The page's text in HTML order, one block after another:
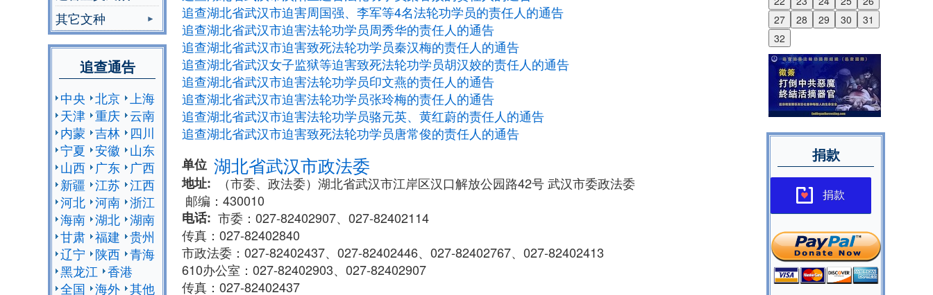
其它文种
追查通告
中央 北京 上海
天津 重庆 云南
内蒙 吉林
四川
宁夏 安徽
山东
山西
广东
广西
新疆 江苏 江西
河北 河南 浙江
海南 湖北 湖南
甘肃 福建 贵州
辽宁
陕西 青海
黑龙江 香港
全国 海外 其他
追查湖北省武汉市迫害周国强、李军等4名法轮功学员的责任人的通告
追查湖北省武汉市迫害法轮功学员周秀华的责任人的通告
追查湖北省武汉市迫害致死法轮功学员秦汉梅的责任人的通告
追查湖北省武汉女子监狱等迫害致死法轮功学员胡汉姣的责任人的通告
追查湖北省武汉市迫害法轮功学员印文燕的责任人的通告
追查湖北省武汉市迫害法轮功学员张玲梅的责任人的通告
追查湖北省武汉市迫害法轮功学员骆元英、黄红蔚的责任人的通告
追查湖北省武汉市迫害致死法轮功学员唐常俊的责任人的通告
单位 湖北省武汉市政法委
地址
​​（市委、政法委）湖北省武汉市江岸区汉口解放公园路42号 武汉市委政法委
邮编：430010
电话
市委：027-82402907、027-82402114
传真：027-82402840
市政法委：027-82402437、027-82402446、027-82402767、027-82402413
610办公室：027-82402903、027-82402907
传真：027-82402437
27
28 29 30
31
32
捐款
捐款